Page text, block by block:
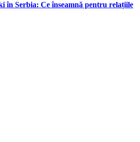
în Serbia: Ce înseamnă pentru relațiile